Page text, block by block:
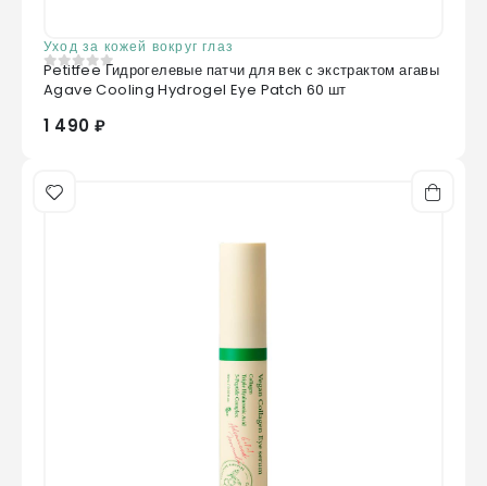
Уход за кожей вокруг глаз
0 из 5
Petitfee Гидрогелевые патчи для век с экстрактом агавы
Agave Cooling Hydrogel Eye Patch 60 шт
1 490 ₽